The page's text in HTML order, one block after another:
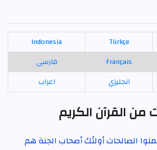
Türkçe
Indonesia
Français
فارسی
انجليزي اعراب
من القرآن الكريم
الصالحات أولئك أصحاب الجنة هم